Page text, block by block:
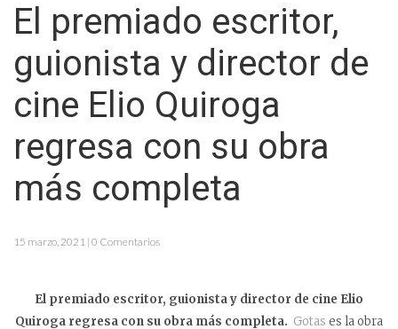
El premiado escritor,
guionista y director de
cine Elio Quiroga
regresa con su obra
más completa
15 marzo, 2021 | 0 Comentarios
El premiado escritor, guionista y director de cine Elio
Quiroga regresa con su obra más completa. Gotas es la obra